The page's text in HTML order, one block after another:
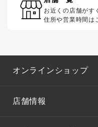
お近くの店舗がす
住所や営業時間は
オンラインショップ
店舗情報